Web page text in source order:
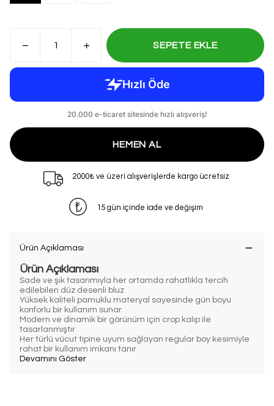
SEPETE EKLE
HEMEN AL
2000₺ ve üzeri alışverişlerde kargo ücretsiz
15 gün içinde iade ve değişim
Ürün Açıklaması
Ürün Açıklaması
Sade ve şık tasarımıyla her ortamda rahatlıkla tercih
edilebilen düz desenli bluz
Yüksek kaliteli pamuklu materyal sayesinde gün boyu
konforlu bir kullanım sunar
Modern ve dinamik bir görünüm için crop kalıp ile
tasarlanmıştır
Her türlü vücut tipine uyum sağlayan regular boy kesimiyle
rahat bir kullanım imkanı tanır
Devamını Göster